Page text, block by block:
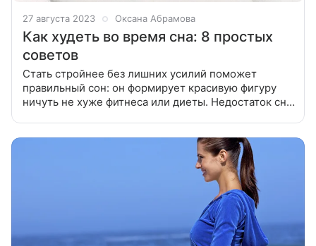
27 августа 2023 Оксана Абрамова
Как худеть во время сна: 8 простых
советов
Стать стройнее без лишних усилий поможет
правильный сон: он формирует красивую фигуру
ничуть не хуже фитнеса или диеты. Недостаток сна